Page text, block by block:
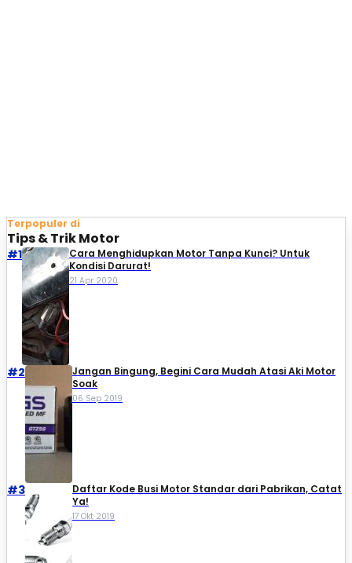
Terpopuler di
Tips & Trik Motor
#1
Cara Menghidupkan Motor Tanpa Kunci? Untuk
Kondisi Darurat!
21 Apr 2020
#2
Jangan Bingung, Begini Cara Mudah Atasi Aki Motor
Soak
06 Sep 2019
#3
Daftar Kode Busi Motor Standar dari Pabrikan, Catat
Ya!
17 Okt 2019